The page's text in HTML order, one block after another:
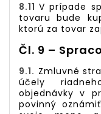
8.11V prípade
tovaru bude
ktorú za tovar
Čl. 9 –
9.1. Zmluvné
účely
objednávky v
povinný